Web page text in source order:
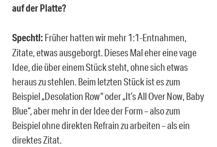
auf der Platte?
Spechtl: Früher hatten wir mehr 1:1-Entnahmen,
Zitate, etwas ausgeborgt. Dieses Mal eher eine vage
Idee, die über einem Stück steht, ohne sich etwas
heraus zu stehlen. Beim letzten Stück ist es zum
Beispiel „Desolation Row“ oder „It’s All Over Now, Baby
Blue“, aber mehr in der Idee der Form – also zum
Beispiel ohne direkten Refrain zu arbeiten – als ein
direktes Zitat.